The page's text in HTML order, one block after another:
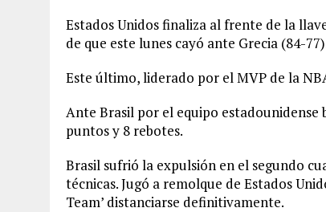
Estados Unidos finaliza al frente de la
de que este lunes cayó ante Grecia (84-
Este último, liderado por el MVP de la
Ante Brasil por el equipo
puntos y 8 rebotes.
Brasil sufrió la expulsión en el segundo
técnicas. Jugó a remolque de Estados
Team’ distanciarse definitivamente.